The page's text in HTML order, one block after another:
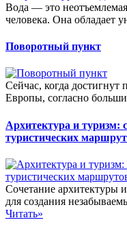
Вода — это
человека. Она обладает
Поворотный пункт
Сейчас, когда достигнут
Европы, согласно
Архитектура и туризм:
туристических
Сочетание архитектуры
для создания
Читать»